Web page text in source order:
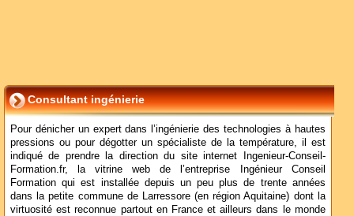
Consultant ingénierie
Pour dénicher un expert dans l’ingénierie des technologies à hautes
pressions ou pour dégotter un spécialiste de la température, il est
indiqué de prendre la direction du site internet Ingenieur-Conseil-
Formation.fr, la vitrine web de l’entreprise Ingénieur Conseil
Formation qui est installée depuis un peu plus de trente années
dans la petite commune de Larressore (en région Aquitaine) dont la
virtuosité est reconnue partout en France et ailleurs dans le monde